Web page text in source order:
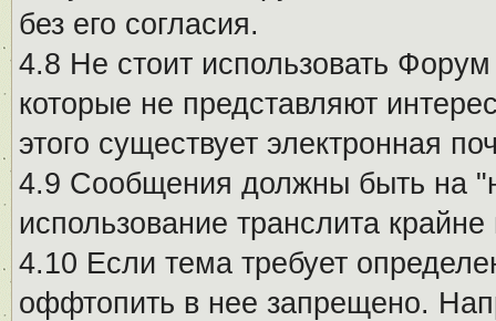
без его согласия.
4.8 Не стоит использовать
которые не представляют
этого существует электронная
4.9 Сообщения должны быть на
использование транслита
4.10 Если тема требует
оффтопить в нее запрещено.